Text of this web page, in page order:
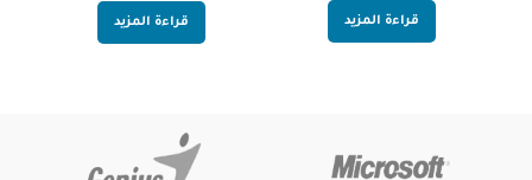
قراءة المزيد قراءة المزيد